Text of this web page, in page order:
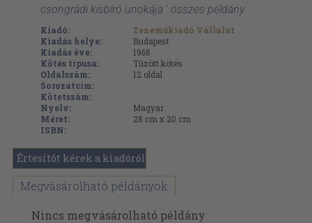
csongrádi kisbíró unokája ' összes példány
Kiadó:
Zeneműkiadó Vállalat
Kiadás helye:
Budapest
Kiadás éve:
1968
Kötés típusa:
Tűzött kötés
Oldalszám:
12 oldal
Sorozatcím:
Kötetszám:
Nyelv:
Magyar
Méret:
28 cm x 20 cm
ISBN:
Értesítőt kérek a kiadóról
Megvásárolható példányok
Nincs megvásárolható példány